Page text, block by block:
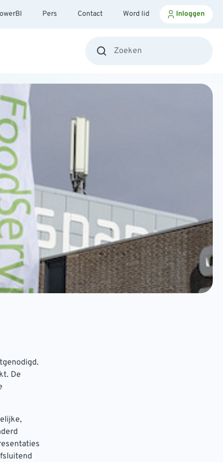
Pers Contact Word lid Inloggen
De